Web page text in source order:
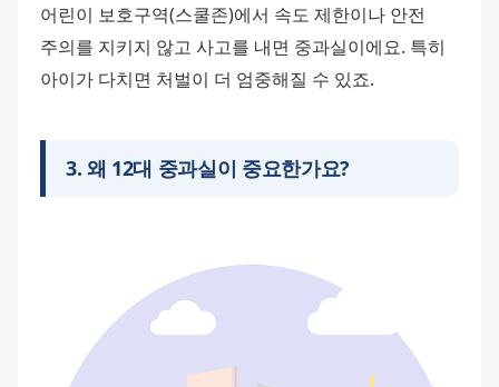
어린이 보호구역(스쿨존)에서 속도 제한이나 안전
주의를 지키지 않고 사고를 내면 중과실이에요. 특히
아이가 다치면 처벌이 더 엄중해질 수 있죠.
3. 왜 12대 중과실이 중요한가요?